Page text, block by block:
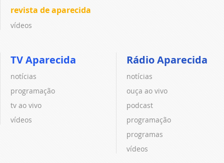
revista de aparecida
vídeos
TV Aparecida
notícias
programação
tv ao vivo
vídeos
Rádio Aparecida
notícias
ouça ao vivo
podcast
programação
programas
vídeos